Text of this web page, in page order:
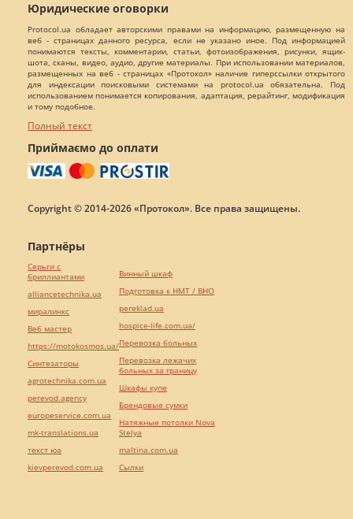
Юридические оговорки
Protocol.ua обладает авторскими правами на информацию, размещенную на
веб - страницах данного ресурса, если не указано иное. Под информацией
понимаются тексты, комментарии, статьи, фотоизображения, рисунки, ящик-
шота, сканы, видео, аудио, другие материалы. При использовании материалов,
размещенных на веб - страницах «Протокол» наличие гиперссылки открытого
для индексации поисковыми системами на protocol.ua обязательна. Под
использованием понимается копирования, адаптация, рерайтинг, модификация
и тому подобное.
Полный текст
Приймаємо до оплати
Copyright © 2014-2026 «Протокол». Все права защищены.
Партнёры
Серьги с
бриллиантами
alliancetechnika.ua
миралинкс
Веб мастер
https://motokosmos.ua/
Синтезаторы
agrotechnika.com.ua
perevod.agency
europeservice.com.ua
mk-translations.ua
текст юа
kievperevod.com.ua
Винный шкаф
Подготовка к НМТ / ВНО
pereklad.ua
hospice-life.com.ua/
Перевозка больных
Перевозка лежачих
больных за границу
Шкафы купе
Брендовые сумки
Натяжные потолки Nova
Stelya
maltina.com.ua
Cылки